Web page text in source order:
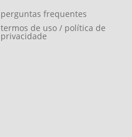
perguntas frequentes
termos de uso / política de
privacidade